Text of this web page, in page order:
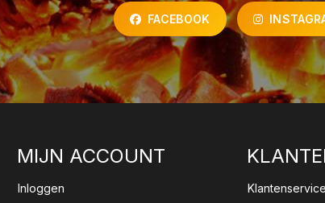
FACEBOOK
MIJN ACCOUNT
Inloggen
Klantenservice